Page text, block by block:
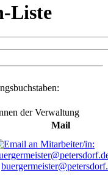
Liste
der Verwaltung
Mail